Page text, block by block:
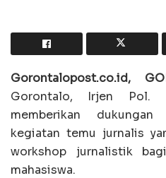
Gorontalopost.co.id,
Gorontalo, Irjen Pol.
memberikan dukungan
kegiatan temu jurnalis
workshop jurnalistik
mahasiswa.